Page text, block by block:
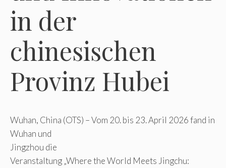
in der
chinesischen
Provinz Hubei
Wuhan, China (OTS) – Vom 20. bis 23. April 2026 fand in
Wuhan und
Jingzhou die
Veranstaltung „Where the World Meets Jingchu: